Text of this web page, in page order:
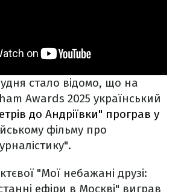
стало відомо, що на
Awards 2025 український
до Андріївки" програв у
фільму про
"Мої небажані друзі:
ефіри в Москві" виграв